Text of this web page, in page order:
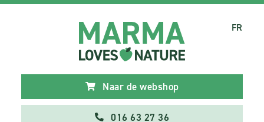
Naar de webshop
016 63 27 36
FR